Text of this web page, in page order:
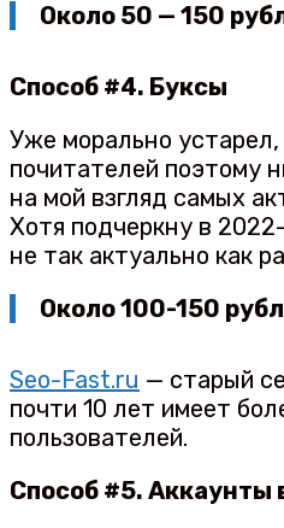
Около 50 — 150
Способ #4. Буксы
Уже морально
почитателей поэтому
на мой взгляд самых
Хотя подчеркну в
не так актуально как
Около 100-150
Seo-Fast.ru — старый
почти 10 лет имеет
пользователей.
Способ #5. Аккаунты